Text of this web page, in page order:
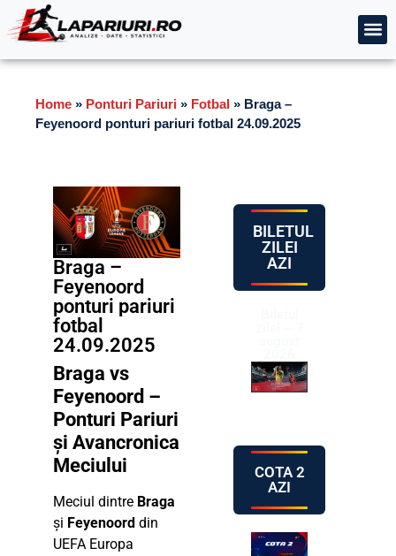
Home » Ponturi Pariuri » Fotbal » Braga –
Feyenoord ponturi pariuri fotbal 24.09.2025
Braga –
Feyenoord
ponturi pariuri
fotbal
24.09.2025
Braga vs
Feyenoord –
Ponturi Pariuri
și Avancronica
Meciului
Meciul dintre Braga
și Feyenoord din
UEFA Europa
BILETUL
ZILEI
AZI
COTA 2
AZI